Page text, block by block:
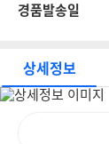
경품발송일
상세정보
상